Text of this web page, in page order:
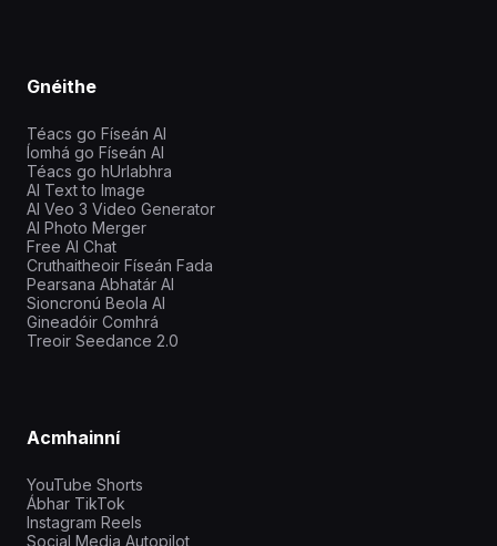
Gnéithe
Téacs go Físeán AI
Íomhá go Físeán AI
Téacs go hUrlabhra
AI Text to Image
AI Veo 3 Video Generator
AI Photo Merger
Free AI Chat
Cruthaitheoir Físeán Fada
Pearsana Abhatár AI
Sioncronú Beola AI
Gineadóir Comhrá
Treoir Seedance 2.0
Acmhainní
YouTube Shorts
Ábhar TikTok
Instagram Reels
Social Media Autopilot